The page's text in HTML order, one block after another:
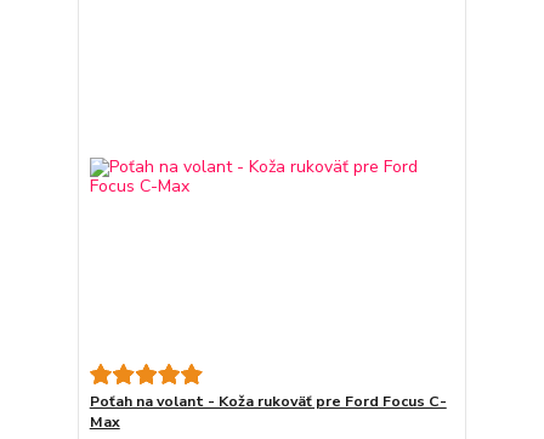
Poťah na volant - Koža rukoväť pre Ford Focus C-
Max